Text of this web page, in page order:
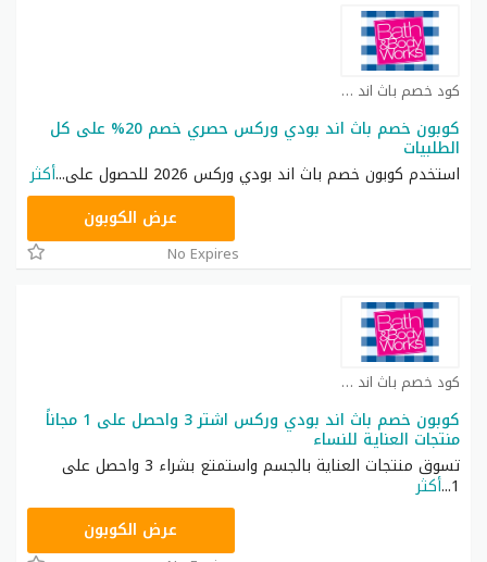
كود خصم باث اند بودي كوبون
كوبون خصم باث اند بودي وركس حصري خصم 20% على كل
الطلبيات
استخدم كوبون خصم باث اند بودي وركس 2026 للحصول على
...أكثر
عرض الكوبون
No Expires
كود خصم باث اند بودي كوبون
كوبون خصم باث اند بودي وركس اشتر 3 واحصل على 1 مجاناً
منتجات العناية للنساء
تسوق منتجات العناية بالجسم واستمتع بشراء 3 واحصل على
1
...أكثر
عرض الكوبون